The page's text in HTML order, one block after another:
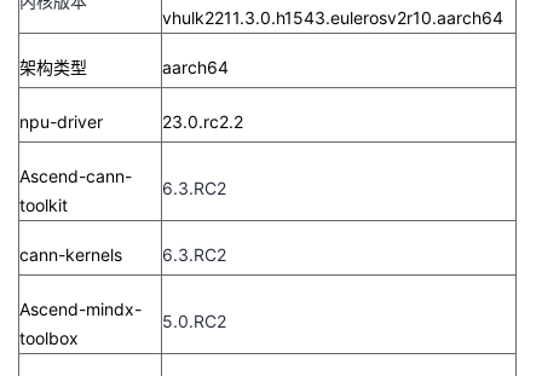
vhulk2211.3.0.h1543.eulerosv2r10.aarch64
架构类型 aarch64
npu-driver 23.0.rc2.2
Ascend-cann-
toolkit
6.3.RC2
cann-kernels 6.3.RC2
Ascend-mindx-
toolbox
5.0.RC2